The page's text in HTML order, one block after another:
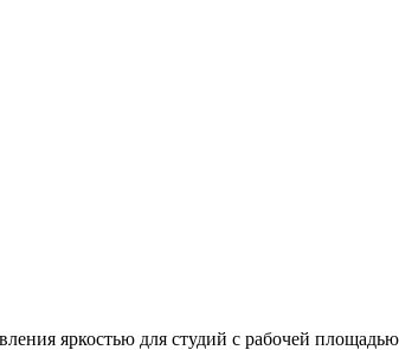
яркостью для студий с рабочей